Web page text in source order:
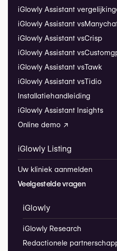
iGlowly Assistant
iGlowly Assistant vs
iGlowly Assistant vsCrisp
iGlowly Assistant vs
iGlowly Assistant vsTawk
iGlowly Assistant vsTidio
Installatiehandleiding
iGlowly Assistant Insights
Online demo ↗
iGlowly Listing
Uw kliniek aanmelden
Veelgestelde vragen
iGlowly
iGlowly Research
Redactionele